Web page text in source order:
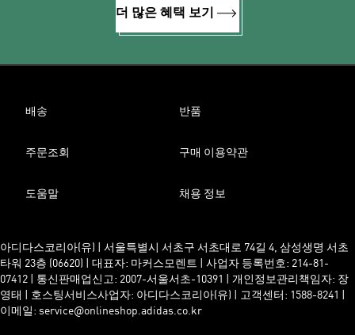
더 많은 혜택 보기
배송 반품
주문조회 구매 이용약관
도움말 채용 정보
아디다스코리아(유) | 서울특별시 서초구 서초대로 74길 4, 삼성생명 서초
타워 23층 (06620) | 대표자: 마커스모렌트 | 사업자 등록번호: 214-81-
07412 | 통신판매업신고: 2007-서울서초-10391 | 개인정보관리책임자: 장
영태 | 호스팅서비스사업자: 아디다스코리아(유) | 고객센터: 1588-8241 |
이메일: service@onlineshop.adidas.co.kr